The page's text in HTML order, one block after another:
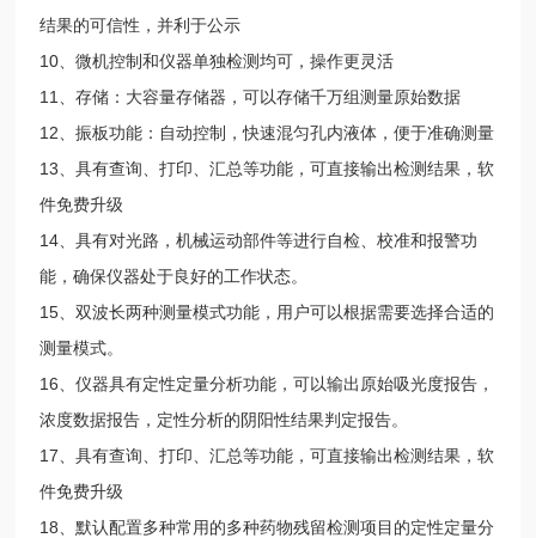
结果的可信性，并利于公示
10、微机控制和仪器单独检测均可，操作更灵活
11、存储：大容量存储器，可以存储千万组测量原始数据
12、振板功能：自动控制，快速混匀孔内液体，便于准确测量
13、具有查询、打印、汇总等功能，可直接输出检测结果，软
件免费升级
14、具有对光路，机械运动部件等进行自检、校准和报警功
能，确保仪器处于良好的工作状态。
15、双波长两种测量模式功能，用户可以根据需要选择合适的
测量模式。
16、仪器具有定性定量分析功能，可以输出原始吸光度报告，
浓度数据报告，定性分析的阴阳性结果判定报告。
17、具有查询、打印、汇总等功能，可直接输出检测结果，软
件免费升级
18、默认配置多种常用的多种药物残留检测项目的定性定量分